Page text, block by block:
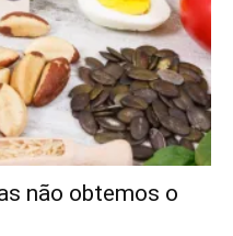
não obtemos o